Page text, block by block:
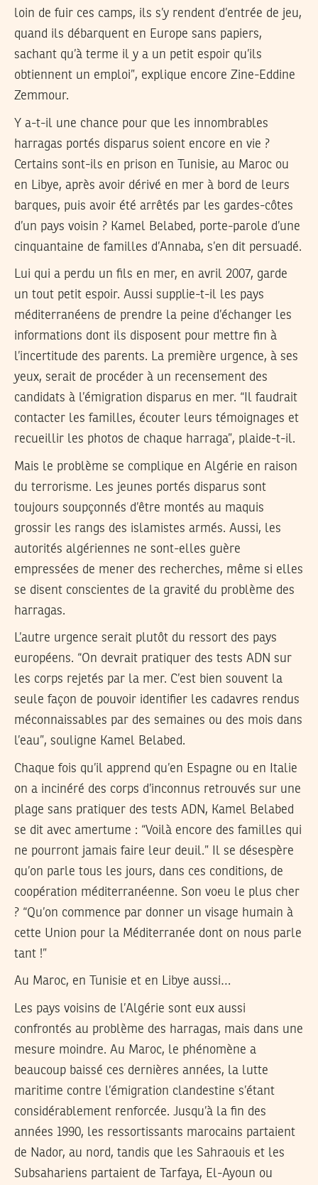
loin de fuir ces camps, ils s’y rendent d’entrée de jeu,
quand ils débarquent en Europe sans papiers,
sachant qu’à terme il y a un petit espoir qu’ils
obtiennent un emploi”, explique encore Zine-Eddine
Zemmour.
Y a-t-il une chance pour que les innombrables
harragas portés disparus soient encore en vie ?
Certains sont-ils en prison en Tunisie, au Maroc ou
en Libye, après avoir dérivé en mer à bord de leurs
barques, puis avoir été arrêtés par les gardes-côtes
d’un pays voisin ? Kamel Belabed, porte-parole d’une
cinquantaine de familles d’Annaba, s’en dit persuadé.
Lui qui a perdu un fils en mer, en avril 2007, garde
un tout petit espoir. Aussi supplie-t-il les pays
méditerranéens de prendre la peine d’échanger les
informations dont ils disposent pour mettre fin à
l’incertitude des parents. La première urgence, à ses
yeux, serait de procéder à un recensement des
candidats à l’émigration disparus en mer. “Il faudrait
contacter les familles, écouter leurs témoignages et
recueillir les photos de chaque harraga”, plaide-t-il.
Mais le problème se complique en Algérie en raison
du terrorisme. Les jeunes portés disparus sont
toujours soupçonnés d’être montés au maquis
grossir les rangs des islamistes armés. Aussi, les
autorités algériennes ne sont-elles guère
empressées de mener des recherches, même si elles
se disent conscientes de la gravité du problème des
harragas.
L’autre urgence serait plutôt du ressort des pays
européens. “On devrait pratiquer des tests ADN sur
les corps rejetés par la mer. C’est bien souvent la
seule façon de pouvoir identifier les cadavres rendus
méconnaissables par des semaines ou des mois dans
l’eau”, souligne Kamel Belabed.
Chaque fois qu’il apprend qu’en Espagne ou en Italie
on a incinéré des corps d’inconnus retrouvés sur une
plage sans pratiquer des tests ADN, Kamel Belabed
se dit avec amertume : “Voilà encore des familles qui
ne pourront jamais faire leur deuil.” Il se désespère
qu’on parle tous les jours, dans ces conditions, de
coopération méditerranéenne. Son voeu le plus cher
? “Qu’on commence par donner un visage humain à
cette Union pour la Méditerranée dont on nous parle
tant !”
Au Maroc, en Tunisie et en Libye aussi…
Les pays voisins de l’Algérie sont eux aussi
confrontés au problème des harragas, mais dans une
mesure moindre. Au Maroc, le phénomène a
beaucoup baissé ces dernières années, la lutte
maritime contre l’émigration clandestine s’étant
considérablement renforcée. Jusqu’à la fin des
années 1990, les ressortissants marocains partaient
de Nador, au nord, tandis que les Sahraouis et les
Subsahariens partaient de Tarfaya, El-Ayoun ou